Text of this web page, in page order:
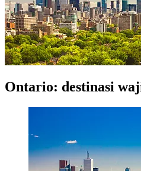
Ontario: destinasi